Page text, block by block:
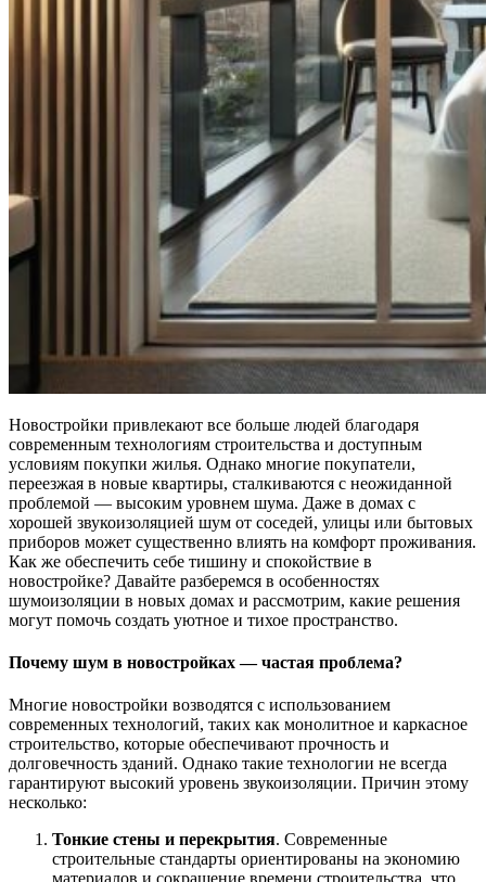
Новостройки привлекают все больше людей благодаря
современным технологиям строительства и доступным
условиям покупки жилья. Однако многие покупатели,
переезжая в новые квартиры, сталкиваются с неожиданной
проблемой — высоким уровнем шума. Даже в домах с
хорошей звукоизоляцией шум от соседей, улицы или бытовых
приборов может существенно влиять на комфорт проживания.
Как же обеспечить себе тишину и спокойствие в
новостройке? Давайте разберемся в особенностях
шумоизоляции в новых домах и рассмотрим, какие решения
могут помочь создать уютное и тихое пространство.
Почему шум в новостройках — частая проблема?
Многие новостройки возводятся с использованием
современных технологий, таких как монолитное и каркасное
строительство, которые обеспечивают прочность и
долговечность зданий. Однако такие технологии не всегда
гарантируют высокий уровень звукоизоляции. Причин этому
несколько:
Тонкие стены и перекрытия. Современные
строительные стандарты ориентированы на экономию